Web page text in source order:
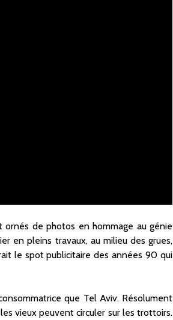
de photos en hommage au génie
en pleins travaux, au milieu des grues,
le spot publicitaire des années 90 qui
que Tel Aviv. Résolument
vieux peuvent circuler sur les trottoirs.